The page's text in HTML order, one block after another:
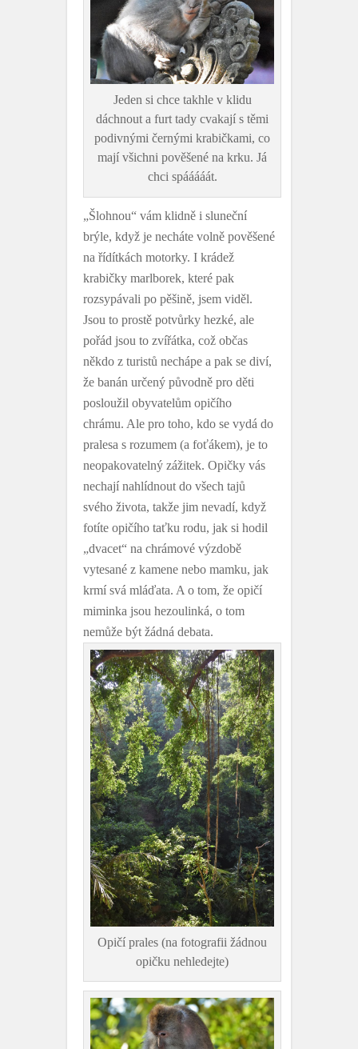
Jeden si chce takhle v klidu
dáchnout a furt tady cvakají s těmi
podivnými černými krabičkami, co
mají všichni pověšené na krku. Já
chci spááááát.
„Šlohnou“ vám klidně i sluneční
brýle, když je necháte volně pověšené
na řídítkách motorky. I krádež
krabičky marlborek, které pak
rozsypávali po pěšině, jsem viděl.
Jsou to prostě potvůrky hezké, ale
pořád jsou to zvířátka, což občas
někdo z turistů nechápe a pak se diví,
že banán určený původně pro děti
posloužil obyvatelům opičího
chrámu. Ale pro toho, kdo se vydá do
pralesa s rozumem (a foťákem), je to
neopakovatelný zážitek. Opičky vás
nechají nahlídnout do všech tajů
svého života, takže jim nevadí, když
fotíte opičího taťku rodu, jak si hodil
„dvacet“ na chrámové výzdobě
vytesané z kamene nebo mamku, jak
krmí svá mláďata. A o tom, že opičí
miminka jsou hezoulinká, o tom
nemůže být žádná debata.
Opičí prales (na fotografii žádnou
opičku nehledejte)